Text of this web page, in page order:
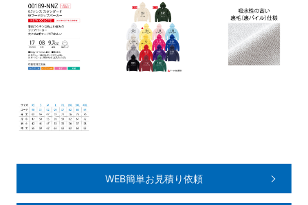
WEB簡単お見積り依頼